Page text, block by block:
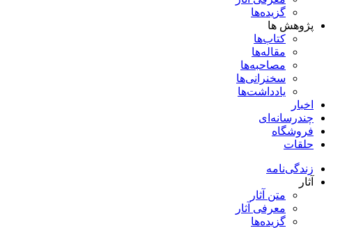
گزیده‌ها
پژوهش ها
کتاب‌ها
مقاله‌ها
مصاحبه‌ها
سخنرانی‌ها
یادداشت‌ها
اخبار
چندرسانه‌ای
فروشگاه
حلقات
زندگی‌نامه
آثار
متن آثار
معرفی آثار
گزیده‌ها